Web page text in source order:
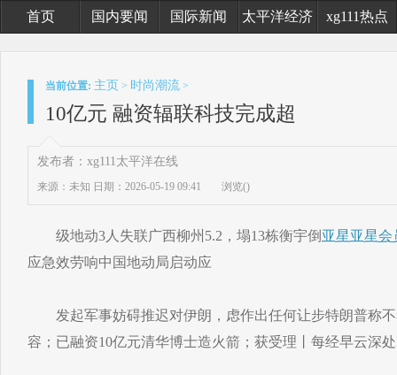
首页 国内要闻 国际新闻 太平洋经济 xg111热点
当前位置: 主页 > 时尚潮流 >
10亿元 融资辐联科技完成超
发布者：xg111太平洋在线
来源：未知 日期：2026-05-19 09:41 浏览()
级地动3人失联广西柳州5.2，塌13栋衡宇倒 亚星亚星会
应急效劳响中国地动局启动应
发起军事妨碍推迟对伊朗，虑作出任何让步特朗普称不
容；已融资10亿元清华博士造火箭；获受理丨每经早云深